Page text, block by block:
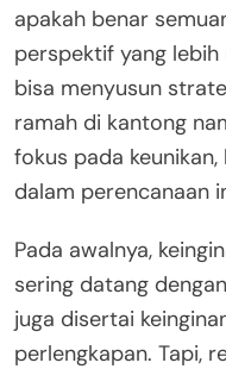
apakah benar
perspektif yang
bisa menyusun
ramah di kantong
fokus pada
dalam perencanaan
Pada awalnya,
sering datang
juga disertai
perlengkapan. Tapi,